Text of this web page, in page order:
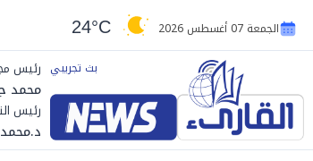
الجمعة 07 أغسطس 2026 24°C
رئيس
محمد
رئيس